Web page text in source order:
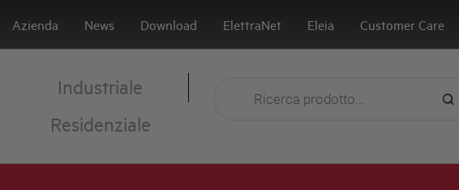
Azienda News Download ElettraNet Eleia Customer Care
Industriale
Residenziale